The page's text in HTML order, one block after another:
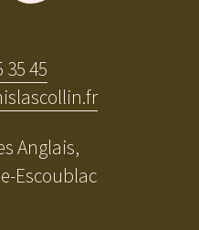
35 45
Anglais,
Escoublac